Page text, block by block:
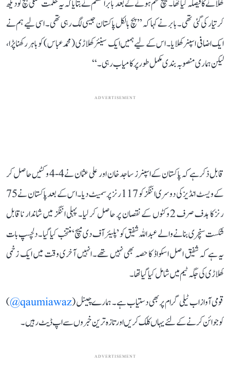
کھلانے کا فیصلہ کیا تھا۔ میچ ختم ہونے کے بعد بابر اعظم نے بتایا کہ یہ حکمت عملی پچ کو دیکھ
کر تیار کی گئی تھی۔ بابر نے کہا کہ ’’پچ بالکل پاکستان جیسی لگ رہی تھی۔ اسی لیے ہم نے
ایک اضافی اسپنر کھلایا۔ اس کے لیے ہمیں ایک سینئر کھلاڑی (محمد عباس) کو باہر رکھنا پڑا،
لیکن ہماری منصوبہ بندی مکمل طور پر کامیاب رہی۔‘‘
ADVERTISEMENT
قابل ذکر ہے کہ پاکستان کے اسپنرز ساجد خان اور علی عثمان نے 4-4 وکٹیں حاصل کر
کے ویسٹ انڈیز کی دوسری اننگز کو 117 رنز پر سمیٹ دیا۔ اس کے بعد پاکستان نے 75
رنز کا ہدف صرف 2 وکٹوں کے نقصان پر حاصل کر لیا۔ پہلی اننگز میں شاندار ناقابل
شکست سنچری بنانے والے عبداللہ شفیق کو ’پلیئر آف دی میچ‘ منتخب کیا گیا۔ دلچسپ بات
یہ ہے کہ شفیق اصل اسکواڈ کا حصہ بھی نہیں تھے۔ انہیں آخری وقت میں ایک زخمی
کھلاڑی کی جگہ ٹیم میں شامل کیا گیا تھا۔
قومی آواز اب ٹیلی گرام پر بھی دستیاب ہے۔ ہمارے چینل (qaumiawaz@
)
کو جوائن کرنے کے لئے یہاں کلک کریں اور تازہ ترین خبروں سے اپ ڈیٹ رہیں۔
ADVERTISEMENT